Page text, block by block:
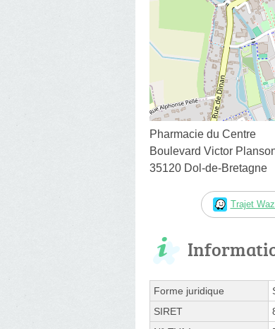
Pharmacie du Centre
Boulevard Victor
35120 Dol-de-Bretagne
Trajet
Forme juridique
SIRET